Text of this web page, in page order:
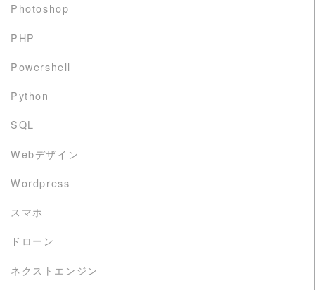
Photoshop
PHP
Powershell
Python
SQL
Webデザイン
Wordpress
スマホ
ドローン
ネクストエンジン